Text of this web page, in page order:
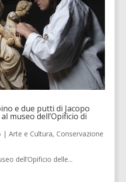
e due putti di Jacopo
museo dell’Opificio di
|Arte e Cultura, Conservazione
dell’Opificio delle...